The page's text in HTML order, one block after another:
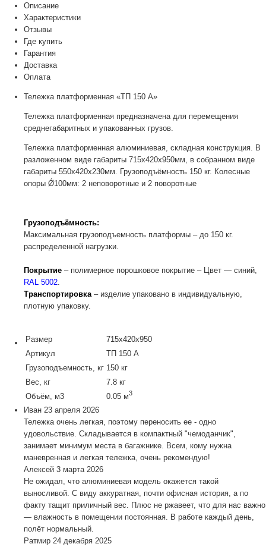
Описание
Характеристики
Отзывы
Где купить
Гарантия
Доставка
Оплата
Тележка платформенная «ТП 150 А»
Тележка платформенная предназначена для перемещения
среднегабаритных и упакованных грузов.
Тележка платформенная алюминиевая, складная конструкция. В
разложенном виде габариты 715х420х950мм, в собранном виде
габариты 550х420х230мм. Грузоподъёмность 150 кг. Колесные
опоры Ǿ100мм: 2 неповоротные и 2 поворотные
Грузоподъёмность:
Максимальная грузоподъемность платформы – до 150 кг.
распределенной нагрузки.
Покрытие – полимерное порошковое покрытие – Цвет — синий,
RAL 5002
Транспортировка – изделие упаковано в индивидуальную,
плотную упаковку.
Размер
715х420х950
Артикул
ТП 150 А
Грузоподъемность, кг 150 кг
Вес, кг
7.8 кг
Объём, м3
0.05 м3
Иван 23 апреля 2026
Тележка очень легкая, поэтому переносить ее - одно
удовольствие. Складывается в компактный "чемоданчик",
занимает минимум места в багажнике. Всем, кому нужна
маневренная и легкая тележка, очень рекомендую!
Алексей 3 марта 2026
Не ожидал, что алюминиевая модель окажется такой
выносливой. С виду аккуратная, почти офисная история, а по
факту тащит приличный вес. Плюс не ржавеет, что для нас важно
— влажность в помещении постоянная. В работе каждый день,
полёт нормальный.
Ратмир 24 декабря 2025